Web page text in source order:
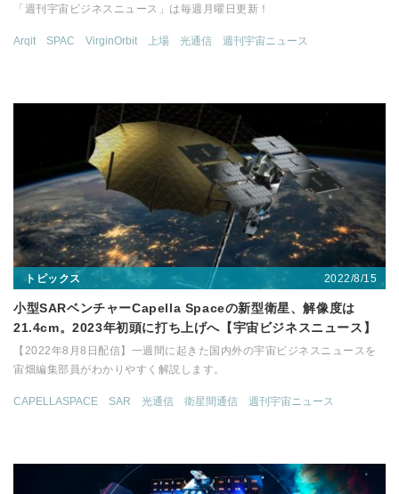
「週刊宇宙ビジネスニュース」は毎週月曜日更新！
Arqit SPAC VirginOrbit 上場 光通信 週刊宇宙ニュース
トピックス 2022/8/15
小型SARベンチャーCapella Spaceの新型衛星、解像度は
21.4cm。2023年初頭に打ち上げへ【宇宙ビジネスニュース】
【2022年8月8日配信】一週間に起きた国内外の宇宙ビジネスニュースを
宙畑編集部員がわかりやすく解説します。
CAPELLASPACE SAR 光通信 衛星間通信 週刊宇宙ニュース